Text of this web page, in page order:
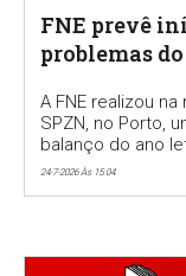
FNE prevê
problemas
A FNE realizou
SPZN, no Porto,
balanço do ano
24-7-2026 Às 15:04